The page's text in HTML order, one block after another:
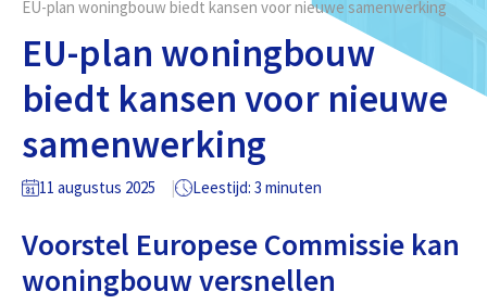
EU-plan woningbouw biedt kansen voor nieuwe samenwerking
EU-plan woningbouw
biedt kansen voor nieuwe
samenwerking
11 augustus 2025 Leestijd: 3 minuten
Voorstel Europese Commissie kan
woningbouw versnellen